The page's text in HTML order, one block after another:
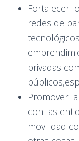
Fortalecer
redes de
privadas
Promover
con las
movilidad